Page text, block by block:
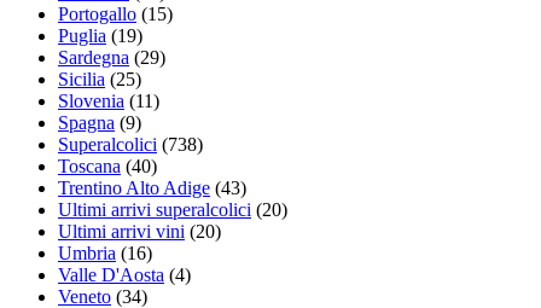
Portogallo (15)
Puglia (19)
Sardegna (29)
Sicilia (25)
Slovenia (11)
Spagna (9)
Superalcolici (738)
Toscana (40)
Trentino Alto Adige (43)
Ultimi arrivi superalcolici (20)
Ultimi arrivi vini (20)
Umbria (16)
Valle D'Aosta (4)
Veneto (34)